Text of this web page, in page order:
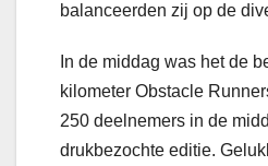
balanceerden zij op de
In de middag was het de
kilometer Obstacle
250 deelnemers in de
drukbezochte editie.